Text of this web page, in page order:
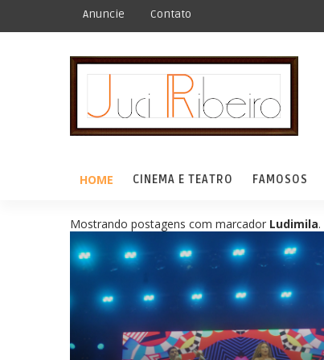
Anuncie Contato
HOME CINEMA E TEATRO FAMOSOS
Mostrando postagens com marcador Ludimila.